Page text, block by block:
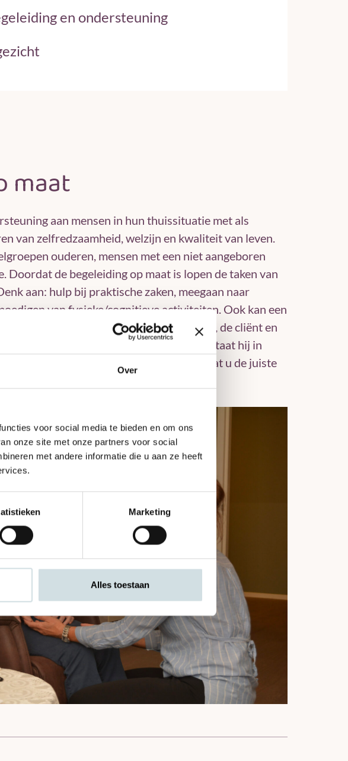
Over
voor social media te bieden en om ons
onze site met onze partners voor social
met andere informatie die u aan ze heeft
Marketing
Alles toestaan
en ondersteuning
maat
aan mensen in hun thuissituatie met als
van zelfredzaamheid, welzijn en kwaliteit van leven.
ouderen, mensen met een niet aangeboren
Doordat de begeleiding op maat is lopen de taken van
aan: hulp bij praktische zaken, meegaan naar
van fysieke/cognitieve activiteiten. Ook kan een
samenwerking tussen zorgmedewerkers, de cliënt en
heeft hij een signalerende rol en staat hij in
en specialisten om er zeker van te zijn dat u de juiste